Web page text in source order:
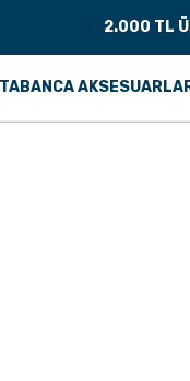
2.000 TL
TABANCA